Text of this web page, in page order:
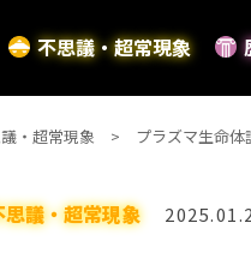
不思議・超常現象
・超常現象 プラズマ生命
思議・超常現象